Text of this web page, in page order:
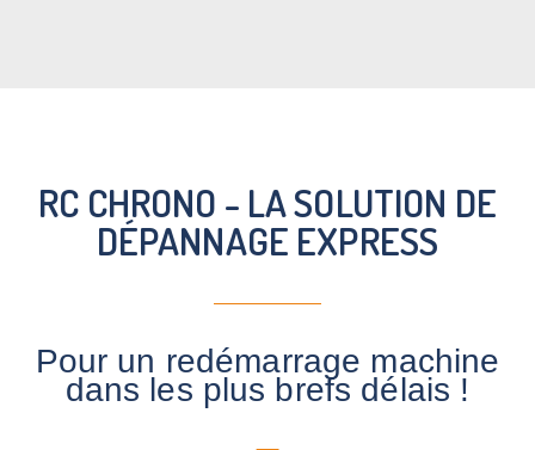
RC CHRONO - LA SOLUTION DE
DÉPANNAGE EXPRESS
Pour un redémarrage machine
dans les plus brefs délais !